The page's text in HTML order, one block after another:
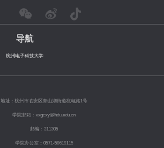
导航
杭州电子科技大学
地址：杭州市临安区青山湖街道杭电路1号
学院邮箱：xxgcxy@hdu.edu.cn
邮编：311305
学院办公室：0571-58619115